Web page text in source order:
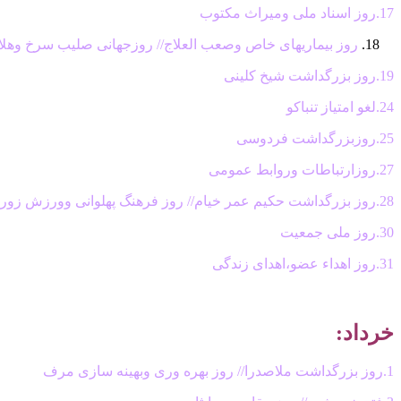
17.روز اسناد ملی ومیراث مکتوب
روز بیماریهای خاص وصعب العلاج// روزجهانی صلیب سرخ
19.روز بزرگداشت شیخ کلینی
24.لغو امتیاز تنباکو
25.روزبزرگداشت فردوسی
27.روزارتباطات وروابط عمومی
28.روز بزرگداشت حکیم عمر خیام// روز فرهنگ پهلوانی وورزش زورخانه ای
30.روز ملی جمعیت
31.روز اهداء عضو،اهدای زندگی
خرداد:
1.روز بزرگداشت ملاصدرا// روز بهره وری وبهینه سازی مرف